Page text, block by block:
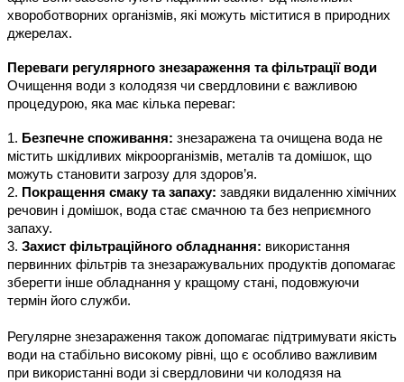
хвороботворних організмів, які можуть міститися в природних
джерелах.
Переваги регулярного знезараження та фільтрації води
Очищення води з колодязя чи свердловини є важливою
процедурою, яка має кілька переваг:
1. Безпечне споживання: знезаражена та очищена вода не
містить шкідливих мікроорганізмів, металів та домішок, що
можуть становити загрозу для здоров’я.
2. Покращення смаку та запаху: завдяки видаленню хімічних
речовин і домішок, вода стає смачною та без неприємного
запаху.
3. Захист фільтраційного обладнання: використання
первинних фільтрів та знезаражувальних продуктів допомагає
зберегти інше обладнання у кращому стані, подовжуючи
термін його служби.
Регулярне знезараження також допомагає підтримувати якість
води на стабільно високому рівні, що є особливо важливим
при використанні води зі свердловини чи колодязя на